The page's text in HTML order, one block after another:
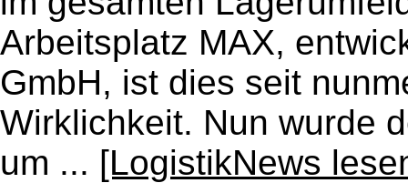
Arbeitsplatz MAX,
GmbH, ist dies seit
Wirklichkeit. Nun wurde
um ... [LogistikNews